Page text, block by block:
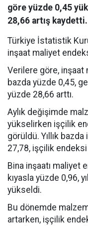
göre yüzde 0,45
28,66 artış kaydetti.
Türkiye İstatistik
inşaat maliyet
Verilere göre, inşaat
bazda yüzde 0,45,
yüzde 28,66 arttı.
Aylık değişimde
yükselirken işçilik
görüldü. Yıllık
27,78, işçilik
Bina inşaatı maliyet
kıyasla yüzde 0,96,
yükseldi.
Bu dönemde
artarken, işçilik